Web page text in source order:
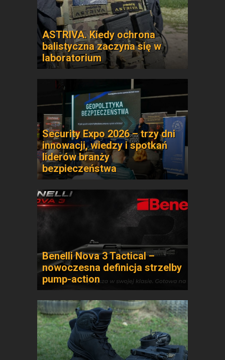
ASTRIVA. Kiedy ochrona
balistyczna zaczyna się w
laboratorium
Security Expo 2026 – trzy dni
innowacji, wiedzy i spotkań
liderów branży
bezpieczeństwa
Benelli Nova 3 Tactical –
nowoczesna definicja strzelby
pump-action